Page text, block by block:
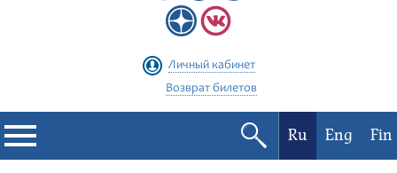
Личный кабинет
Возврат билетов
Ru Eng Fin